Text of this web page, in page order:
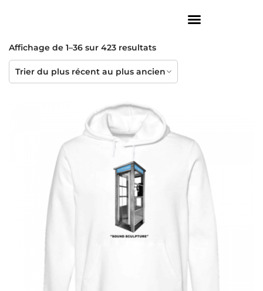
Affichage de 1–36 sur 423 resultats